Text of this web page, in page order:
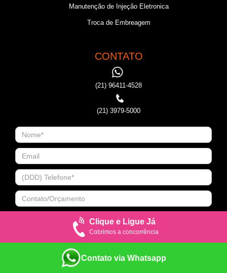
Manutenção de Injeção Eletronica
Troca de Embreagem
CONTATO
(21) 96411-4528
(21) 3979-5000
Clique e Ligue Já
Cobrimos a concorrência
Contato via Whatsapp